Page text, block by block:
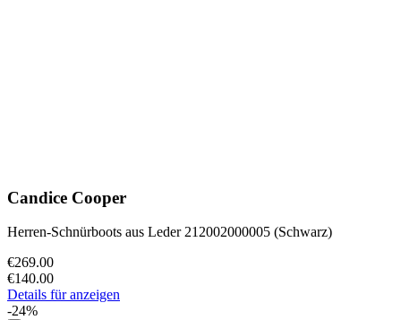
Candice Cooper
Herren-Schnürboots aus Leder 212002000005 (Schwarz)
€269.00
€140.00
Details für anzeigen
-24%